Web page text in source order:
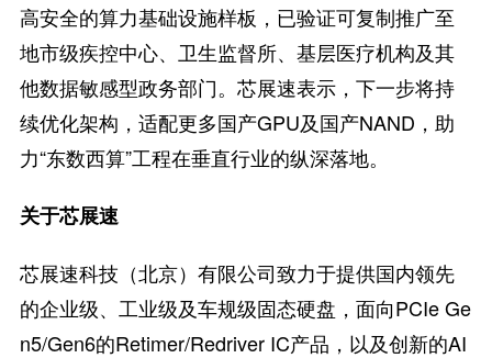
高安全的算力基础设施样板，已验证可复制推广至
地市级疾控中心、卫生监督所、基层医疗机构及其
他数据敏感型政务部门。芯展速表示，下一步将持
续优化架构，适配更多国产GPU及国产NAND，助
力“东数西算”工程在垂直行业的纵深落地。
关于芯展速
芯展速科技（北京）有限公司致力于提供国内领先
的企业级、工业级及车规级固态硬盘，面向PCIe Ge
n5/Gen6的Retimer/Redriver IC产品，以及创新的AI